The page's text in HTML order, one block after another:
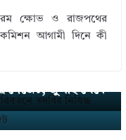
ক্ষোভ ও রাজপথের
কমিশন আগামী দিনে কী
গেজেট, জুলাই থেকে